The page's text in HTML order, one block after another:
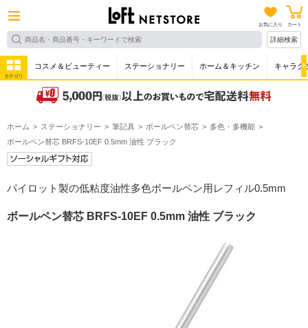
お気に入り カート
詳細検索
カテゴリ
コスメ＆ビューティー ステーショナリー ホーム＆キッチン キャラク
ホーム ステーショナリー 筆記具 ボールペン替芯
多色・多機能
ボールペン替芯 BRFS-10EF 0.5mm 油性 ブラック
パイロット製の低粘度油性多色ボールペン用レフィル0.5mm
ボールペン替芯 BRFS-10EF 0.5mm 油性 ブラック